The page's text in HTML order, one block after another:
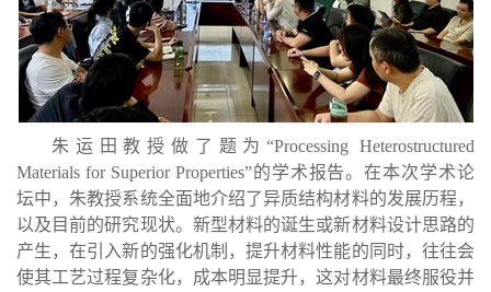
朱运田教授做了题为“Processing Heterostructured
Materials for Superior Properties”的学术报告。在本次学术论
坛中，朱教授系统全面地介绍了异质结构材料的发展历程，
以及目前的研究现状。新型材料的诞生或新材料设计思路的
产生，在引入新的强化机制，提升材料性能的同时，往往会
使其工艺过程复杂化，成本明显提升，这对材料最终服役并